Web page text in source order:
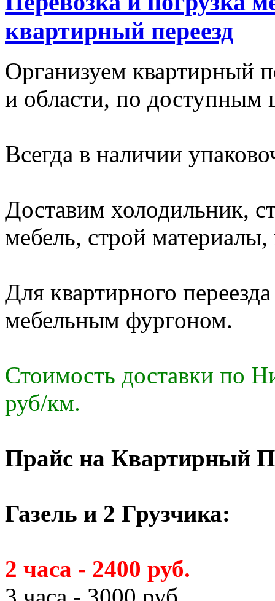
квартирный переезд
Организуем квартирный
и области, по доступным
Всегда в наличии
Доставим холодильник,
мебель, строй
Для квартирного
мебельным фургоном.
Стоимость доставки по
руб/км.
Прайс на Квартирный
Газель и 2 Грузчика:
2 часа - 2400 руб.